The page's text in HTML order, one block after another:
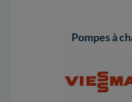
Pompes à